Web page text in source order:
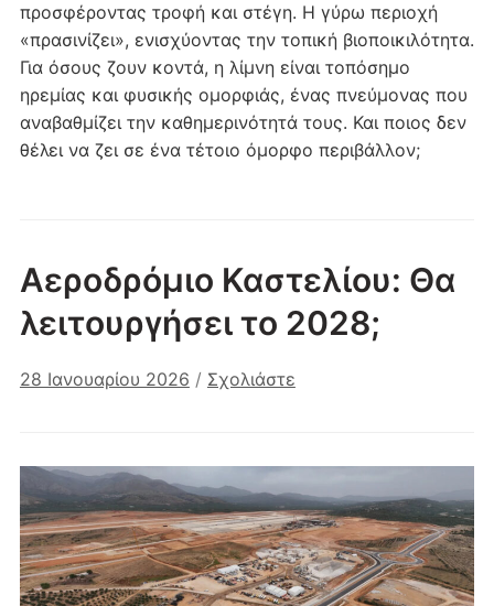
προσφέροντας τροφή και στέγη. Η γύρω περιοχή
«πρασινίζει», ενισχύοντας την τοπική βιοποικιλότητα.
Για όσους ζουν κοντά, η λίμνη είναι τοπόσημο
ηρεμίας και φυσικής ομορφιάς, ένας πνεύμονας που
αναβαθμίζει την καθημερινότητά τους. Και ποιος δεν
θέλει να ζει σε ένα τέτοιο όμορφο περιβάλλον;
Aεροδρόμιο Καστελίου: Θα
λειτουργήσει το 2028;
28 Ιανουαρίου 2026 / Σχολιάστε